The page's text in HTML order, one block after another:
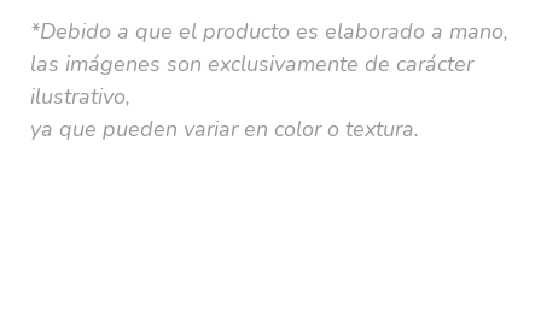
*Debido a que el producto es elaborado a mano,
las imágenes son exclusivamente de carácter
ilustrativo,
ya que pueden variar en color o textura.